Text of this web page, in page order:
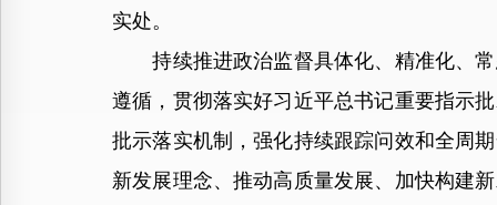
实处。
持续推进政治监督具体化、精准化、常
遵循，贯彻落实好习近平总书记重要指示
批示落实机制，强化持续跟踪问效和全周
新发展理念、推动高质量发展、加快构建